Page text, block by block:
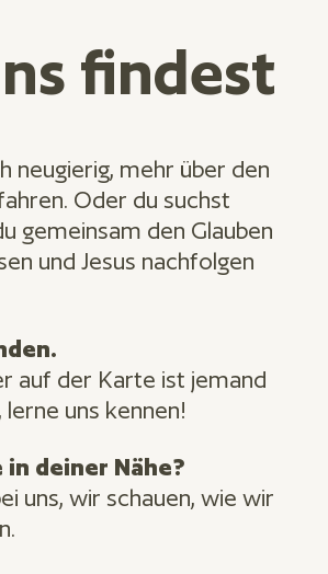
findest
neugierig, mehr über den
Oder du suchst
gemeinsam den Glauben
und Jesus nachfolgen
auf der Karte ist jemand
uns kennen!
in deiner Nähe?
uns, wir schauen, wie wir